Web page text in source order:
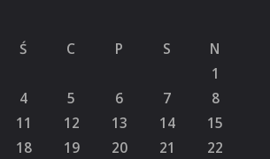
Ś C P S
N
1
4 5 6 7
8
11 12 13 14
15
18 19 20 21
22